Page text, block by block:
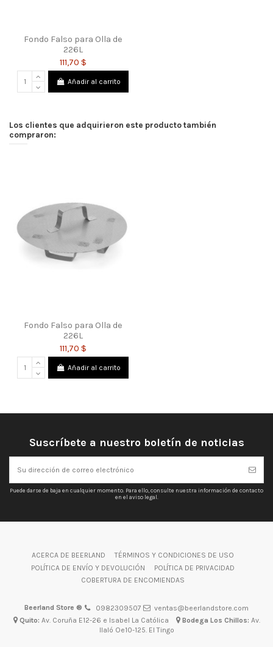
Fondo Falso para Olla de
226L
111,70 $
Añadir al carrito
Los clientes que adquirieron este producto también
compraron:
Fondo Falso para Olla de
226L
111,70 $
Añadir al carrito
Suscríbete a nuestro boletín de noticias
Puede darse de baja en cualquier momento. Para ello, consulte nuestra información de contacto
en el aviso legal.
ACERCA DE BEERLAND
TÉRMINOS Y CONDICIONES DE USO
POLÍTICA DE ENVÍO Y DEVOLUCIÓN
POLÍTICA DE PRIVACIDAD
COBERTURA DE ENCOMIENDAS
Beerland Store ® 0982309507
ventas@beerlandstore.com
Quito: Av. Coruña E12-26 e Isabel La Católica Bodega Los Chillos: Av.
Ilaló Oe10-125. El Tingo